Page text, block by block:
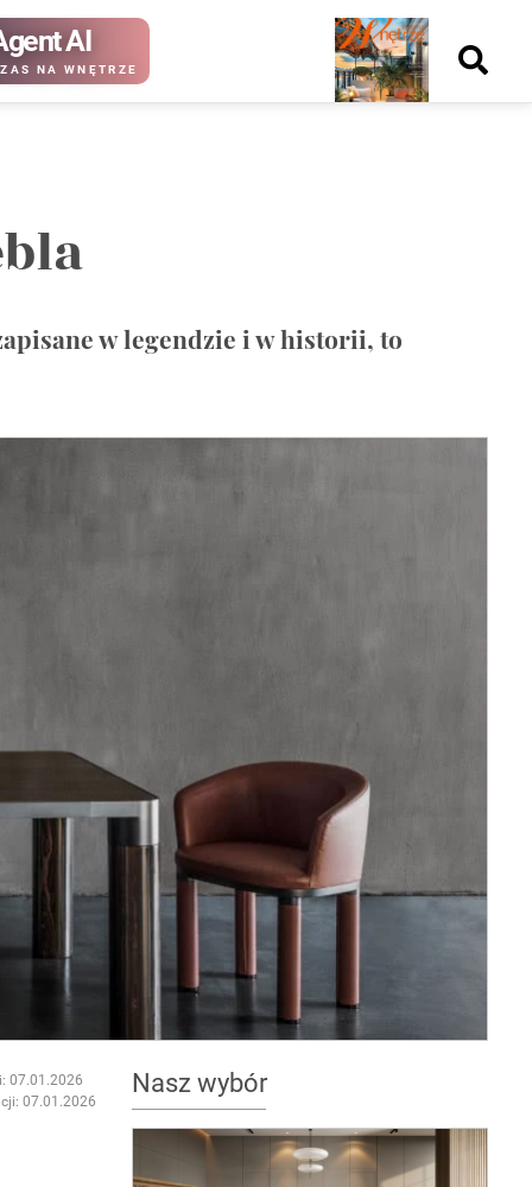
AI
NA WNĘTRZE
Nowy
numer
w legendzie i w historii, to
07.01.2026
07.01.2026
Nasz wybór